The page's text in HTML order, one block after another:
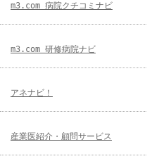
m3.com 病院クチコミナビ
m3.com 研修病院ナビ
アネナビ！
産業医紹介・顧問サービス